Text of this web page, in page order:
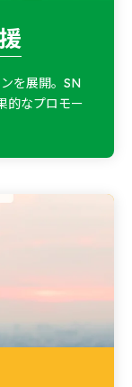
を展開。SN
的なプロモー